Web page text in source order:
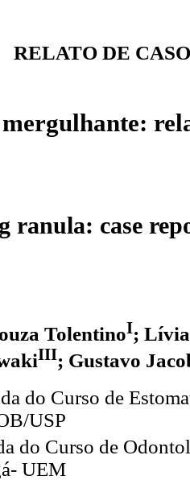
RELATO DE CASO
ranula: case
TolentinoI;
III; Gustavo
do Curso de
USP
do Curso de
UEM